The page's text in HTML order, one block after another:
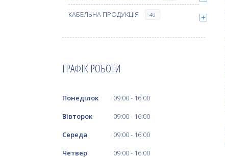
КАБЕЛЬНА ПРОДУКЦІЯ 49
ГРАФІК РОБОТИ
Понеділок 09:00
16:00
Вівторок
09:00
16:00
Середа
09:00
16:00
Четвер
09:00
16:00